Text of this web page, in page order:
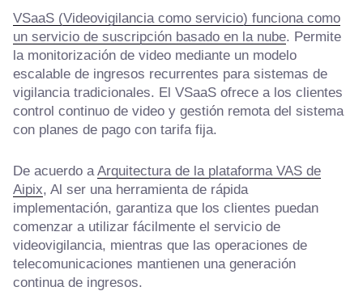
VSaaS (Videovigilancia como servicio) funciona como
un servicio de suscripción basado en la nube. Permite
la monitorización de video mediante un modelo
escalable de ingresos recurrentes para sistemas de
vigilancia tradicionales. El VSaaS ofrece a los clientes
control continuo de video y gestión remota del sistema
con planes de pago con tarifa fija.
De acuerdo aArquitectura de la plataforma VAS de
Aipix, Al ser una herramienta de rápida
implementación, garantiza que los clientes puedan
comenzar a utilizar fácilmente el servicio de
videovigilancia, mientras que las operaciones de
telecomunicaciones mantienen una generación
continua de ingresos.